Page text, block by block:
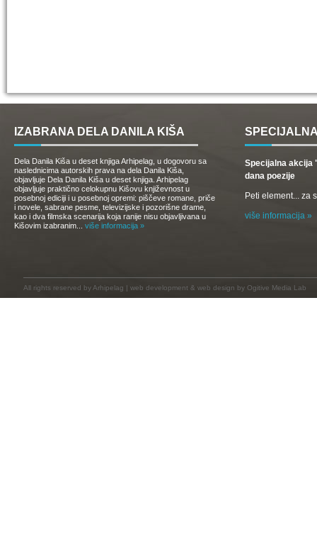
IZABRANA DELA DANILA KIŠA
Dela Danila Kiša u deset knjiga Arhipelag, u dogovoru sa
naslednicima autorskih prava na dela Danila Kiša,
objavljuje Dela Danila Kiša u deset knjiga. Arhipelag
objavljuje praktično celokupnu Kišovu književnost u
posebnoj ediciji i u posebnoj opremi: piščeve romane, priče
i novele, sabrane pesme, televizijske i pozorišne drame,
kao i dva filmska scenarija koja ranije nisu objavljivana u
Kišovim izabranim... više informacija »
Specijalna akcija
dana poezije
Peti element... za
više informacija »
All rights reserved by Arhipelag | web development & web design by Ogitive Media Lab